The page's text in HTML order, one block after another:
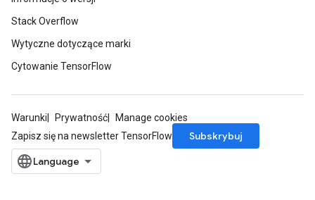
Stack Overflow
Wytyczne dotyczące marki
Cytowanie TensorFlow
Warunki Prywatność
Manage cookies
Zapisz się na newsletter TensorFlow
Subskrybuj